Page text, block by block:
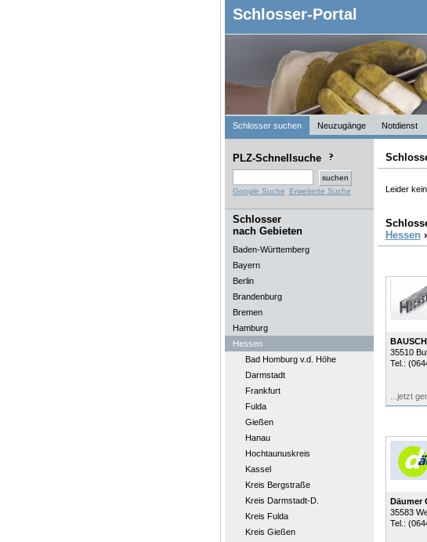
Schlosser-Portal
Schlosser suchen Neuzugänge Notdienst
PLZ-Schnellsuche
Google Suche Erweiterte Suche
Schlosser
nach Gebieten
Baden-Württemberg
Bayern
Berlin
Brandenburg
Bremen
Hamburg
Hessen
Bad Homburg v.d. Höhe
Darmstadt
Frankfurt
Fulda
Gießen
Hanau
Hochtaunuskreis
Kassel
Kreis Bergstraße
Kreis Darmstadt-D.
Kreis Fulda
Kreis Gießen
Leider
Hessen
35510
Tel.:
...jetzt
Däumer
35583
Tel.: